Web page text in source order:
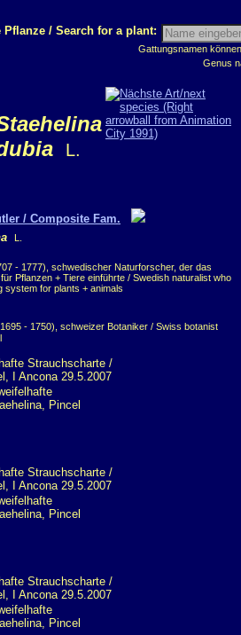
Pflanze / Search for a plant:
Gattungsnamen
Genus
L.
/ Composite Fam.
L.
- 1777), schwedischer Naturforscher, der das
Pflanzen + Tiere einführte / Swedish naturalist who
system for plants + animals
- 1750), schweizer Botaniker / Swiss botanist
Pincel
Pincel
Pincel